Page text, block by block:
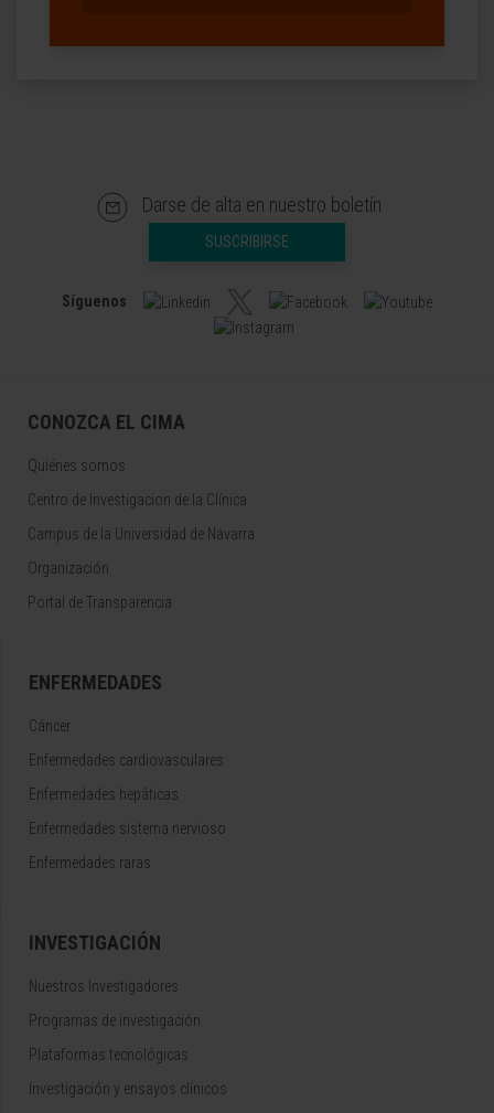
Darse de alta en nuestro boletín
SUSCRIBIRSE
Síguenos
CONOZCA EL CIMA
Quiénes somos
Centro de Investigacion de la Clínica
Campus de la Universidad de Navarra
Organización
Portal de Transparencia
ENFERMEDADES
Cáncer
Enfermedades cardiovasculares
Enfermedades hepáticas
Enfermedades sistema nervioso
Enfermedades raras
INVESTIGACIÓN
Nuestros Investigadores
Programas de investigación
Plataformas tecnológicas
Investigación y ensayos clínicos